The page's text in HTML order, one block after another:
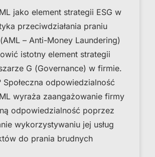
jako element strategii ESG w
przeciwdziałania praniu
– Anti-Money Laundering)
istotny element strategii
G (Governance) w firmie.
Społeczna odpowiedzialność
wyraża zaangażowanie firmy
odpowiedzialność poprzez
wykorzystywaniu jej usług
do prania brudnych